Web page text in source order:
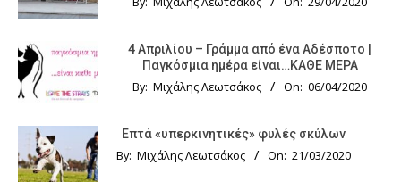
4 Απριλίου – Γράμμα από ένα Αδέσποτο |
Παγκόσμια ημέρα είναι…ΚΑΘΕ ΜΕΡΑ
By: Μιχάλης Λεωτσάκος On: 06/04/2020
Επτά «υπερκινητικές» φυλές σκύλων
By: Μιχάλης Λεωτσάκος On: 21/03/2020